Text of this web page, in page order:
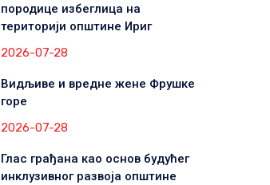
породице избеглица на
територији општине Ириг
2026-07-28
Видљиве и вредне жене Фрушке
горе
2026-07-28
Глас грађана као основ будућег
инклузивног развоја општине